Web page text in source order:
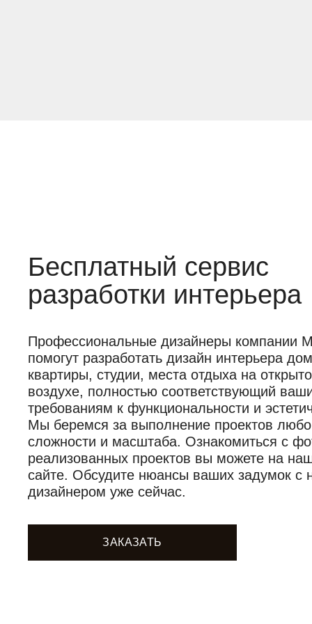
Бесплатный сервис
разработки интерьера
Профессиональные дизайнеры компании
помогут разработать дизайн интерьера
квартиры, студии, места отдыха на
воздухе, полностью соответствующий
требованиям к функциональности и
Мы беремся за выполнение проектов
сложности и масштаба. Ознакомиться с
реализованных проектов вы можете на
сайте. Обсудите нюансы ваших задумок с
дизайнером уже сейчас.
ЗАКАЗАТЬ